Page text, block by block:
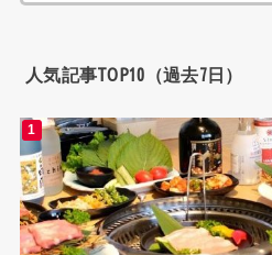
人気記事TOP10（過去7日）